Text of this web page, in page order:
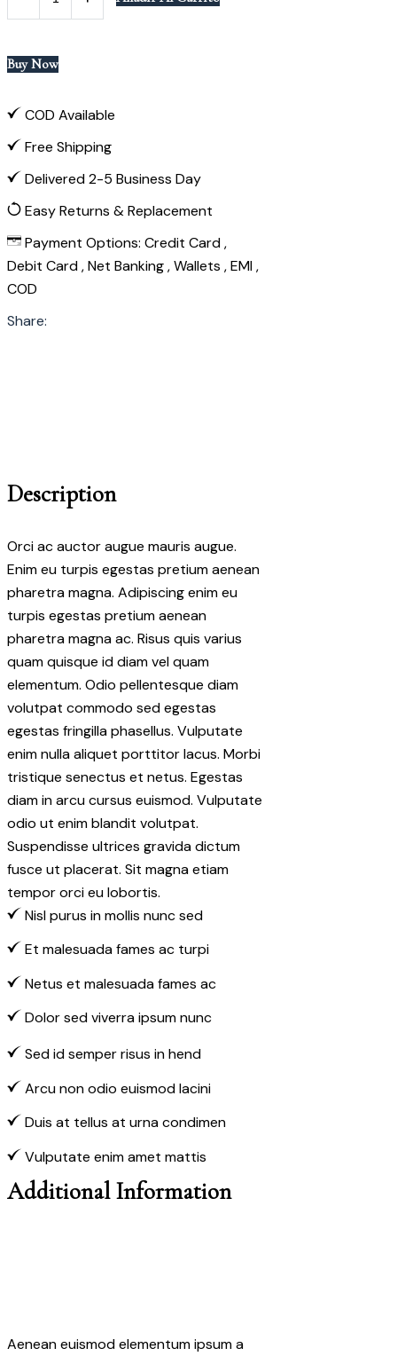
Buy Now
COD Available
Free Shipping
Delivered 2-5 Business Day
Easy Returns & Replacement
Payment Options: Credit Card ,
Debit Card , Net Banking , Wallets , EMI ,
COD
Share:
Description
Orci ac auctor augue mauris augue.
Enim eu turpis egestas pretium aenean
pharetra magna. Adipiscing enim eu
turpis egestas pretium aenean
pharetra magna ac. Risus quis varius
quam quisque id diam vel quam
elementum. Odio pellentesque diam
volutpat commodo sed egestas
egestas fringilla phasellus. Vulputate
enim nulla aliquet porttitor lacus. Morbi
tristique senectus et netus. Egestas
diam in arcu cursus euismod. Vulputate
odio ut enim blandit volutpat.
Suspendisse ultrices gravida dictum
fusce ut placerat. Sit magna etiam
tempor orci eu lobortis.
Nisl purus in mollis nunc sed
Et malesuada fames ac turpi
Netus et malesuada fames ac
Dolor sed viverra ipsum nunc
Sed id semper risus in hend
Arcu non odio euismod lacini
Duis at tellus at urna condimen
Vulputate enim amet mattis
Additional Information
Aenean euismod elementum ipsum a